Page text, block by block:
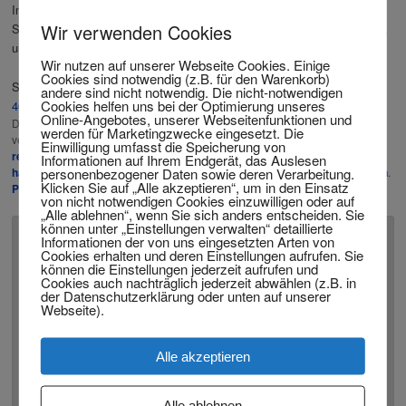
In der Privathaftpflicht-Versicherung gibt es keinen
Schadenfreiheitsrabatt. Das heißt, Sie zahlen immer denselben Beitrag,
unabhängig davon, wie viele Schadenfälle Sie melden.
Sie brauchen Hilfe? Ich bin für Sie da:info@twitting.euoder 02331-
409319.
Dieser Eintrag wurde veröffentlicht inPrivathaftpflicht-Versicherungund
verschlagwortet mitrechtsanwalt in berlin,rechtsanwalt in dortmund
rechtsanwalt in düsseldorf,rechtsanwalt in essen,rechtsanwalt in
hamburg,rechtsanwalt in münchen, rechtsanwalt in Wuppertalvon admin
Permanenter Link zum Eintrag.
Schreibe einen Kommentar
Deine E-Mail-Adresse wird nicht veröffentlicht. Erforderliche
Felder sind mit*markiert
Wir verwenden Cookies
Wir nutzen auf unserer Webseite Cookies. Einige
Cookies sind notwendig (z.B. für den Warenkorb)
andere sind nicht notwendig. Die nicht-notwendigen
Cookies helfen uns bei der Optimierung unseres
Online-Angebotes, unserer Webseitenfunktionen und
werden für Marketingzwecke eingesetzt. Die
Einwilligung umfasst die Speicherung von
Informationen auf Ihrem Endgerät, das Auslesen
personenbezogener Daten sowie deren Verarbeitung.
Klicken Sie auf „Alle akzeptieren“, um in den Einsatz
von nicht notwendigen Cookies einzuwilligen oder auf
„Alle ablehnen“, wenn Sie sich anders entscheiden. Sie
können unter „Einstellungen verwalten“ detaillierte
Informationen der von uns eingesetzten Arten von
Cookies erhalten und deren Einstellungen aufrufen. Sie
können die Einstellungen jederzeit aufrufen und
Cookies auch nachträglich jederzeit abwählen (z.B. in
der Datenschutzerklärung oder unten auf unserer
Webseite).
Alle akzeptieren